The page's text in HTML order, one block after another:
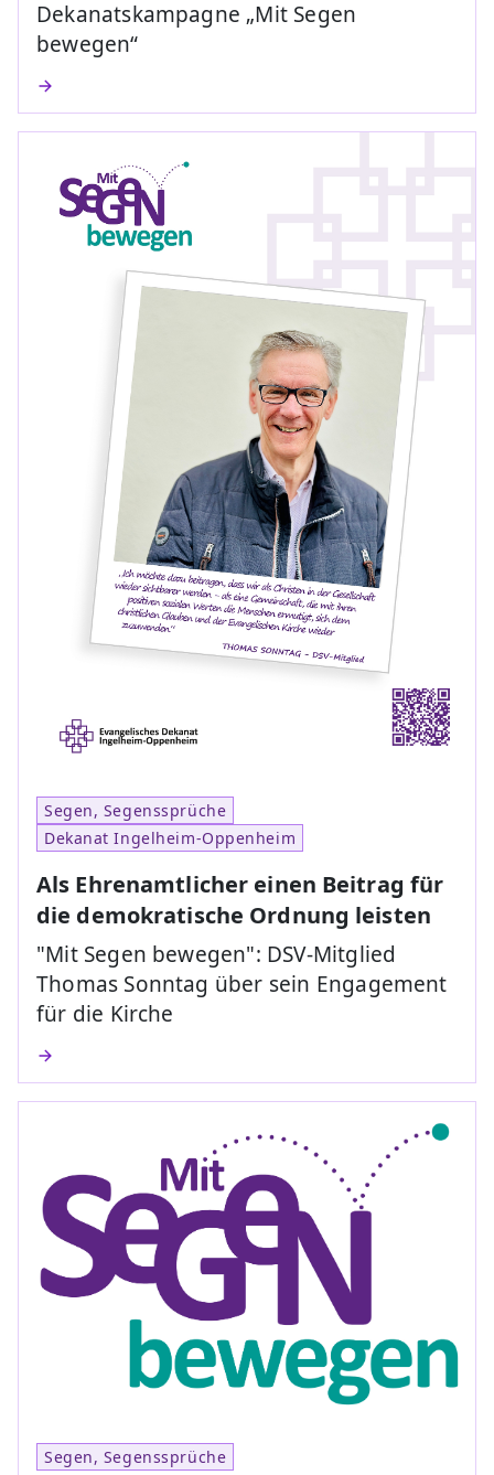
Dekanatskampagne „Mit Segen
bewegen“
Segen, Segenssprüche
Dekanat Ingelheim-Oppenheim
Als Ehrenamtlicher einen Beitrag für
die demokratische Ordnung leisten
"Mit Segen bewegen": DSV-Mitglied
Thomas Sonntag über sein Engagement
für die Kirche
Segen, Segenssprüche